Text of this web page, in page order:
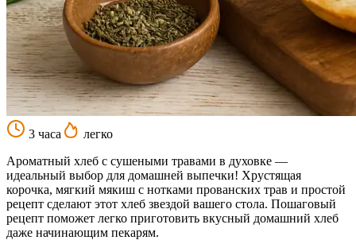
3 часа
легко
Ароматный хлеб с сушеными травами в духовке —
идеальный выбор для домашней выпечки! Хрустящая
корочка, мягкий мякиш с нотками прованских трав и простой
рецепт сделают этот хлеб звездой вашего стола. Пошаговый
рецепт поможет легко приготовить вкусный домашний хлеб
даже начинающим пекарям.